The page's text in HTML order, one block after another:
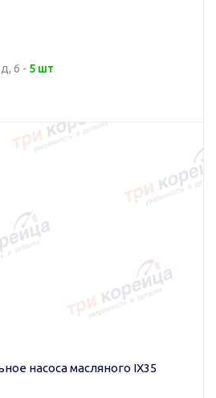
6 - 5 шт
насоса масляного IX35